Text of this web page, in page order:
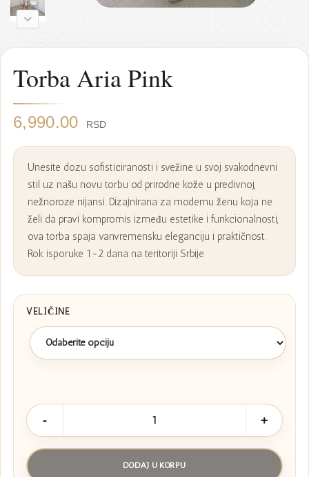
Torba Aria Pink
6,990.00 RSD
Unesite dozu sofisticiranosti i svežine u svoj svakodnevni
stil uz našu novu torbu od prirodne kože u predivnoj,
nežnoroze nijansi. Dizajnirana za modernu ženu koja ne
želi da pravi kompromis između estetike i funkcionalnosti,
ova torba spaja vanvremensku eleganciju i praktičnost.
Rok isporuke 1-2 dana na teritoriji Srbije
VELIČINE
Torba
Aria
Pink
količina
DODAJ U KORPU